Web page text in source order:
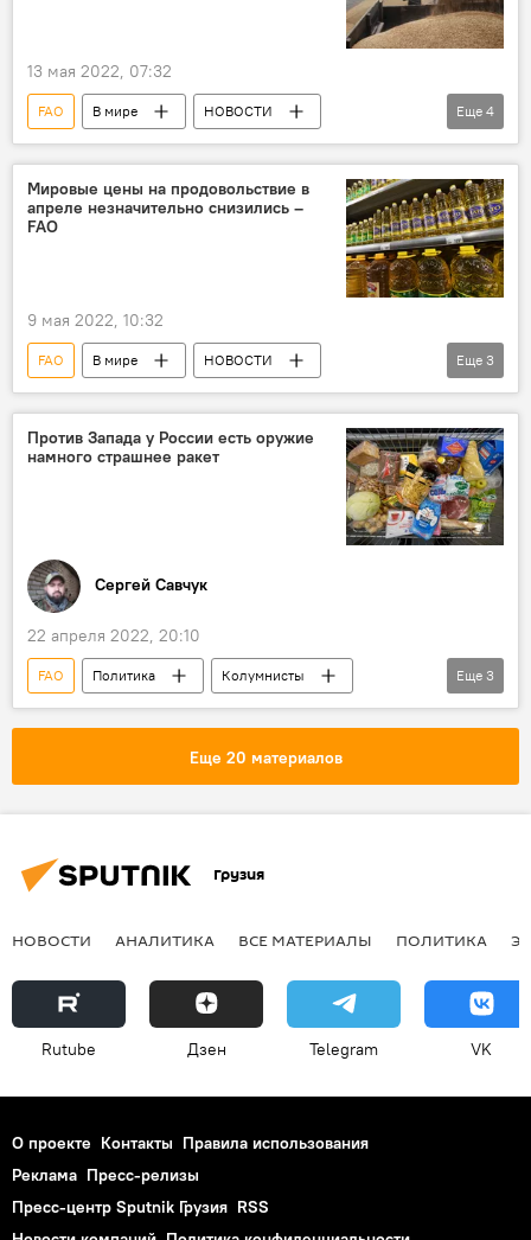
13 мая 2022, 07:32
FAO В мире
НОВОСТИ
ЭКОНОМИКА
Зерно
Украина
Россия
Еще 4
Мировые цены на продовольствие в
апреле незначительно снизились –
FAO
9 мая 2022, 10:32
FAO В мире
НОВОСТИ
ЭКОНОМИКА
цены
продукты питания
Еще 3
Против Запада у России есть оружие
намного страшнее ракет
Сергей Савчук
22 апреля 2022, 20:10
FAO Политика
Колумнисты
продукты питания
цены Россия
Еще 3
Еще 20 материалов
Грузия
НОВОСТИ АНАЛИТИКА ВСЕ МАТЕРИАЛЫ ПОЛИТИКА
Rutube Дзен Telegram VK
О проекте Контакты Правила использования
Реклама Пресс-релизы
Пресс-центр Sputnik Грузия RSS